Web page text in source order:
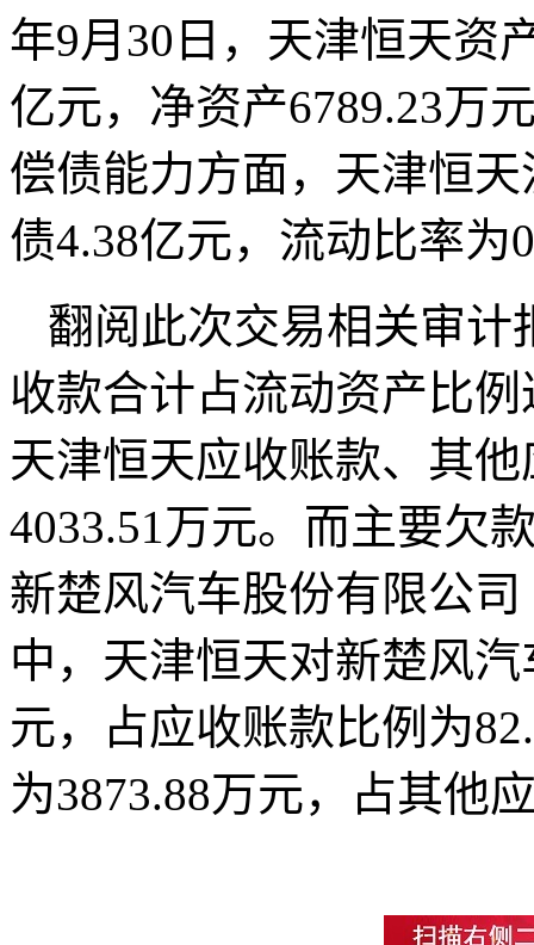
年9月30日，天津恒天资
亿元，净资产6789.23万
偿债能力方面，天津恒
债4.38亿元，流动比率为
翻阅此次交易相关审计
收款合计占流动资产比
天津恒天应收账款、其
4033.51万元。而主要欠
新楚风汽车股份有限公
中，天津恒天对新楚风
元，占应收账款比例为
为3873.88万元，占其他